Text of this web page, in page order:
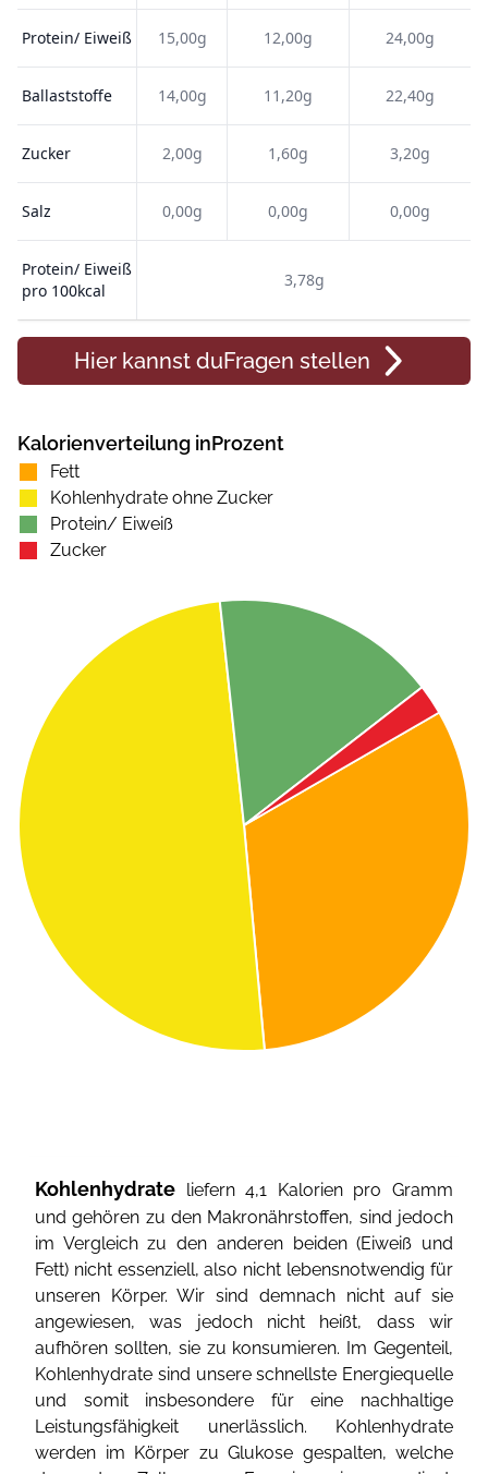
Protein/ Eiweiß 15,00g 12,00g 24,00g
Ballaststoffe 14,00g 11,20g 22,40g
Zucker 2,00g 1,60g 3,20g
Salz 0,00g 0,00g 0,00g
Protein/ Eiweiß
pro 100kcal
3,78g
Hier kannst duFragen stellen
Kalorienverteilung inProzent
Fett
Kohlenhydrate ohne Zucker
Protein/ Eiweiß
Zucker
Kohlenhydrate liefern 4,1 Kalorien pro Gramm
und gehören zu den Makronährstoffen, sind jedoch
im Vergleich zu den anderen beiden (Eiweiß und
Fett) nicht essenziell, also nicht lebensnotwendig für
unseren Körper. Wir sind demnach nicht auf sie
angewiesen, was jedoch nicht heißt, dass wir
aufhören sollten, sie zu konsumieren. Im Gegenteil,
Kohlenhydrate sind unsere schnellste Energiequelle
und somit insbesondere für eine nachhaltige
Leistungsfähigkeit unerlässlich. Kohlenhydrate
werden im Körper zu Glukose gespalten, welche